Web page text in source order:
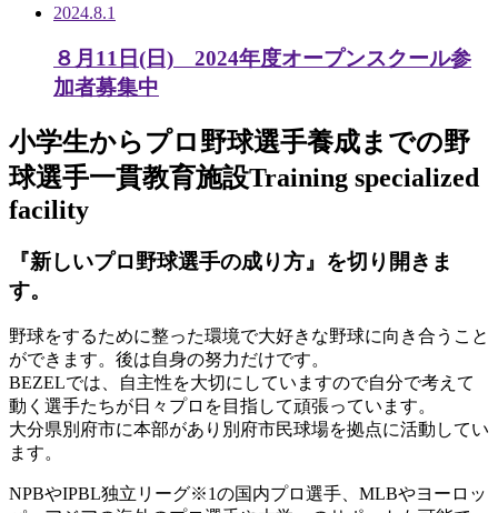
2024.8.1
８月11日(日) 2024年度オープンスクール参
加者募集中
小学生からプロ野球選手養成までの野
球選手一貫教育施設Training specialized
facility
『新しいプロ野球選手の成り方』を切り開きま
す。
野球をするために整った環境で大好きな野球に向き合うこと
ができます。後は自身の努力だけです。
BEZELでは、自主性を大切にしていますので自分で考えて
動く選手たちが日々プロを目指して頑張っています。
大分県別府市に本部があり別府市民球場を拠点に活動してい
ます。
NPBやIPBL独立リーグ※1の国内プロ選手、MLBやヨーロッ